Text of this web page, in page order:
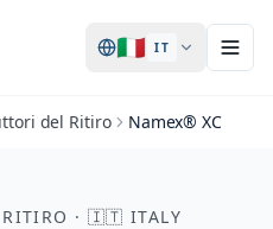
🇮🇹 IT
del Ritiro Namex® XC
· 🇮🇹 ITALY